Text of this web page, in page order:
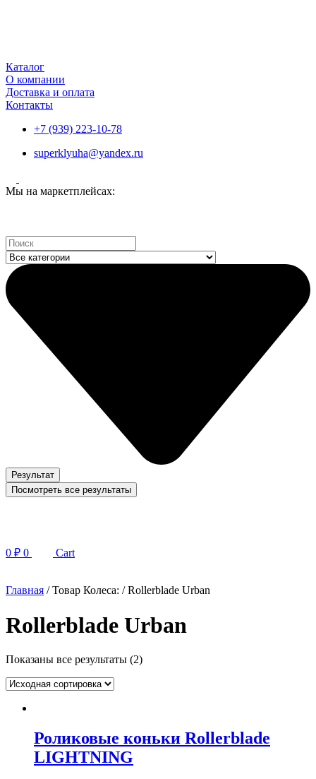
Каталог
О компании
Доставка и оплата
Контакты
+7 (939) 223-10-78
superklyuha@yandex.ru
Мы на маркетплейсах:
Search
...
Результат
Посмотреть все результаты
0 ₽ 0 Cart
Главная / Товар Колеса: / Rollerblade Urban
Rollerblade Urban
Показаны все результаты (2)
Роликовые коньки Rollerblade
LIGHTNING